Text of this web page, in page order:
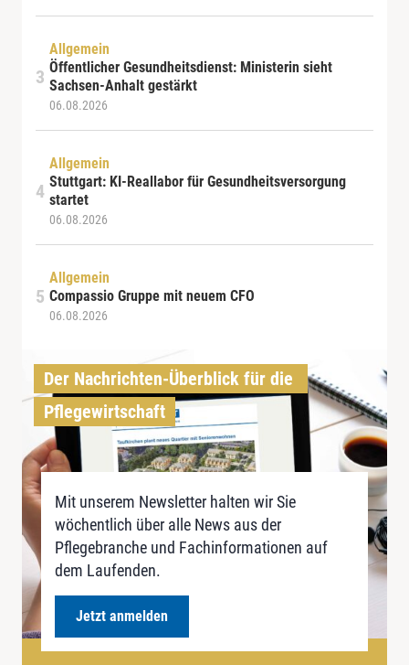
Allgemein
Öffentlicher Gesundheitsdienst: Ministerin sieht
Sachsen-Anhalt gestärkt
06.08.2026
Allgemein
Stuttgart: KI-Reallabor für Gesundheitsversorgung
startet
06.08.2026
Allgemein
Compassio Gruppe mit neuem CFO
06.08.2026
Der Nachrichten-Überblick für die
Pflegewirtschaft
Mit unserem Newsletter halten wir Sie
wöchentlich über alle News aus der
Pflegebranche und Fachinformationen auf
dem Laufenden.
Jetzt anmelden